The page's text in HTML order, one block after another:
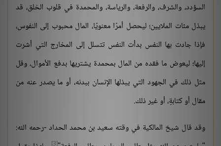
السؤدد، والشرف، والرفعة، والرياسة، والمحمدة في قلوب الخلق، قد
يبذل مئات الملايين؛ ليحصل أمرًا معنويًا، المال محبوب إلى النفوس،
فإذا جادت بها النفس بدأت النفس تتسلل إلى المخارج التي أشرت
إليها؛ ليعوض ما فقده من المال بمحمدة يشتريها بدفع الأموال، وقل
مثل ذلك في الجهود التي يبذلها الإنسان ببدنه، أو ما يصدر عنه من
مقال أو كتابةٍ، أو غير ذلك.
وقد قال شيخ المالكية في وقته سعيد بن محمد الحداد -رحمه الله: